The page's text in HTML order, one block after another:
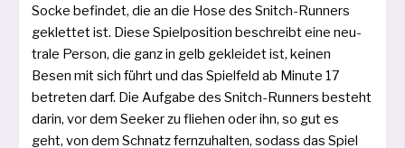
Socke befin­det, die an die Hose des Snitch-Runners
geklet­tet ist. Diese Spielposition beschreibt eine neu­
tra­le Person, die ganz in gelb geklei­det ist, kei­nen
Besen mit sich führt und das Spielfeld ab Minute 17
betre­ten darf. Die Aufgabe des Snitch-Runners besteht
dar­in, vor dem Seeker zu flie­hen oder ihn, so gut es
geht, von dem Schnatz fern­zu­hal­ten, sodass das Spiel